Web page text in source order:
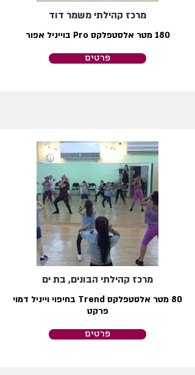
מרכז קהילתי משמר דוד
180 מטר אלסטפלקס Pro בוייניל אפור
פרטים
מרכז קהילתי הבונים, בת ים
80 מטר אלסטפלקס Trend בחיפוי וייניל דמוי
פרקט
פרטים